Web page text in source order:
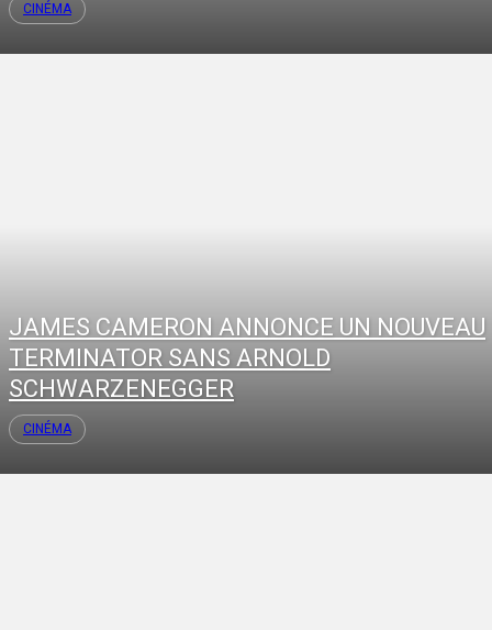
CINÉMA
JAMES CAMERON ANNONCE UN NOUVEAU
TERMINATOR SANS ARNOLD
SCHWARZENEGGER
CINÉMA